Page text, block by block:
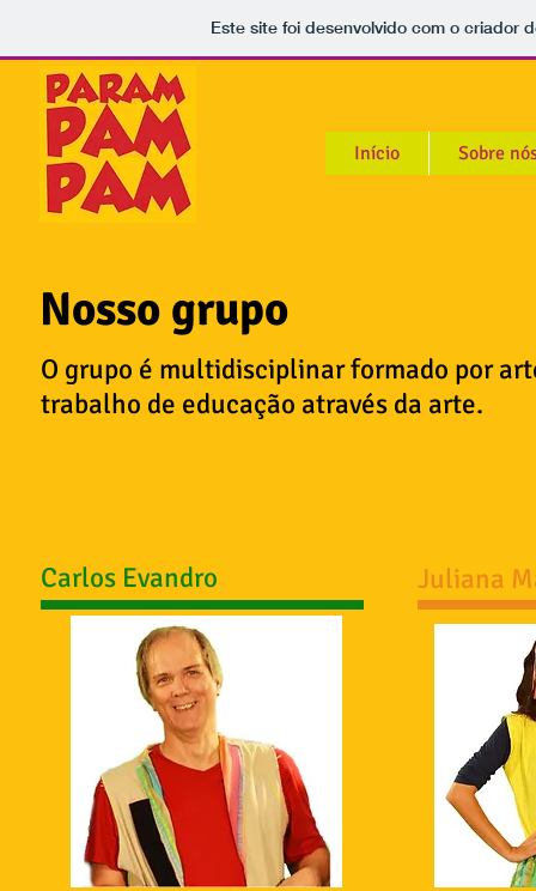
Este site foi desenvolvido com o criador
Início Sobre
Nosso grupo
O grupo é multidisciplinar formado por
trabalho de educação através da arte.
Carlos Evandro Juliana